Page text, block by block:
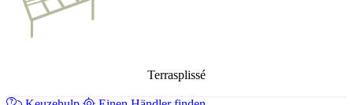
Terrasplissé